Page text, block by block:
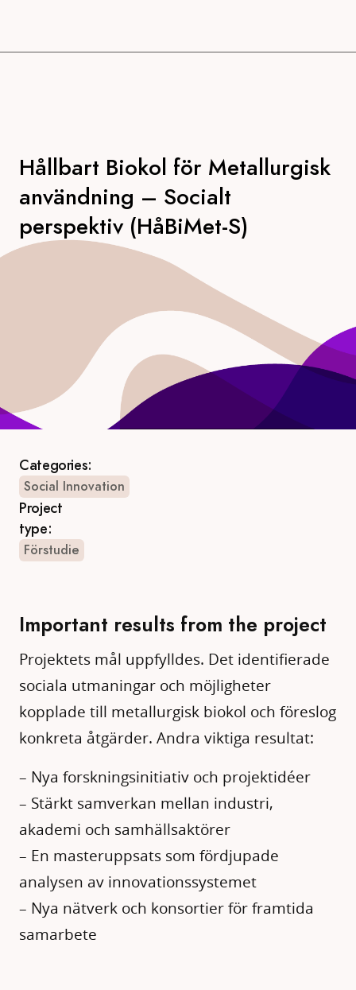
Hållbart Biokol för Metallurgisk
användning – Socialt
perspektiv (HåBiMet-S)
Categories:
Social Innovation
Project
type:
Förstudie
Important results from the project
Projektets mål uppfylldes. Det identifierade
sociala utmaningar och möjligheter
kopplade till metallurgisk biokol och föreslog
konkreta åtgärder. Andra viktiga resultat:
– Nya forskningsinitiativ och projektidéer
– Stärkt samverkan mellan industri,
akademi och samhällsaktörer
– En masteruppsats som fördjupade
analysen av innovationssystemet
– Nya nätverk och konsortier för framtida
samarbete